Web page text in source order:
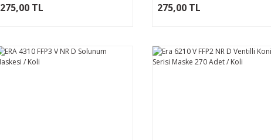
275,00 TL 275,00 TL